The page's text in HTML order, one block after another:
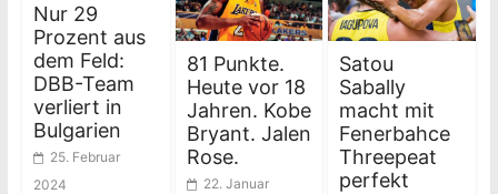
Nur 29
Prozent aus
dem Feld:
DBB-Team
verliert in
Bulgarien
25. Februar
2024
81 Punkte.
Heute vor 18
Jahren. Kobe
Bryant. Jalen
Rose.
22. Januar
Satou
Sabally
macht mit
Fenerbahce
Threepeat
perfekt